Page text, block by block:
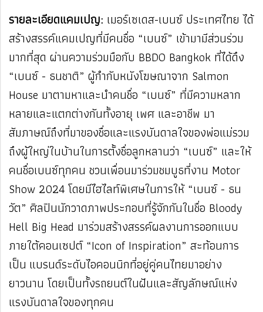
รายละเอียดแคมเปญ: เมอร์เซเดส-เบนซ์ ประเทศไทย ได้
สร้างสรรค์แคมเปญที่มีคนชื่อ “เบนซ์” เข้ามามีส่วนร่วม
มากที่สุด ผ่านความร่วมมือกับ BBDO Bangkok ที่ได้ดึง
“เบนซ์ - ธนชาติ” ผู้กำกับหนังโฆษณาจาก Salmon
House มาตามหาและนำคนชื่อ “เบนซ์” ที่มีความหลาก
หลายและแตกต่างกันทั้งอายุ เพศ และอาชีพ มา
สัมภาษณ์ถึงที่มาของชื่อและแรงบันดาลใจของพ่อแม่รวม
ถึงผู้ใหญ่ในบ้านในการตั้งชื่อลูกหลานว่า “เบนซ์” และให้
คนชื่อเบนซ์ทุกคน ชวนเพื่อนมาร่วมชมบูธที่งาน Motor
Show 2024โดยมีไฮไลท์พิเศษในการให้ “เบนซ์ - ธน
วัต” ศิลปินนักวาดภาพประกอบที่รู้จักกันในชื่อ Bloody
Hell Big Head มาร่วมสร้างสรรค์ผลงานการออกแบบ
ภายใต้คอนเซปต์ “Icon of Inspiration” สะท้อนการ
เป็น แบรนด์ระดับไอคอนนิกที่อยู่คู่คนไทยมาอย่าง
ยาวนาน โดยเป็นทั้งรถยนต์ในฝันและสัญลักษณ์แห่ง
แรงบันดาลใจของทุกคน